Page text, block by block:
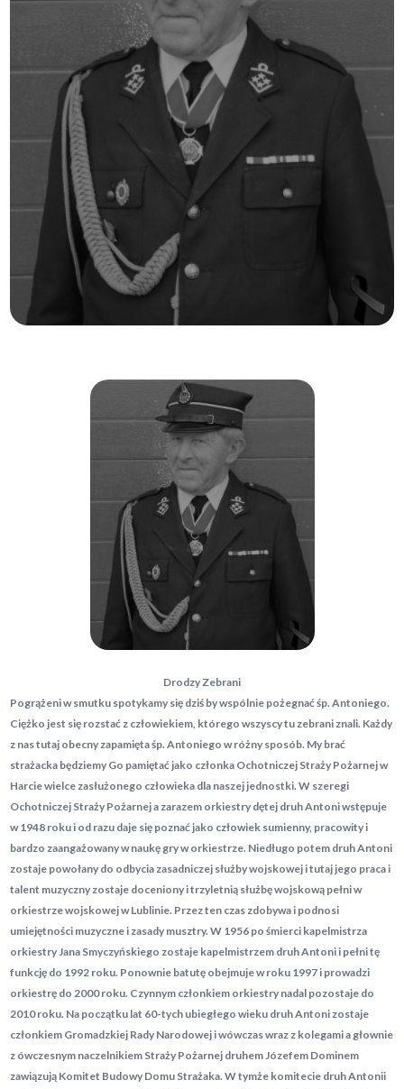
Drodzy Zebrani
Pogrążeni w smutku spotykamy się dziś by wspólnie pożegnać śp. Antoniego.
Ciężko jest się rozstać z człowiekiem, którego wszyscy tu zebrani znali. Każdy
z nas tutaj obecny zapamięta śp. Antoniego w różny sposób. My brać
strażacka będziemy Go pamiętać jako członka Ochotniczej Straży Pożarnej w
Harcie wielce zasłużonego człowieka dla naszej jednostki. W szeregi
Ochotniczej Straży Pożarnej a zarazem orkiestry dętej druh Antoni wstępuje
w 1948 roku i od razu daje się poznać jako człowiek sumienny, pracowity i
bardzo zaangażowany w naukę gry w orkiestrze. Niedługo potem druh Antoni
zostaje powołany do odbycia zasadniczej służby wojskowej i tutaj jego praca i
talent muzyczny zostaje doceniony i trzyletnią służbę wojskową pełni w
orkiestrze wojskowej w Lublinie. Przez ten czas zdobywa i podnosi
umiejętności muzyczne i zasady musztry. W 1956 po śmierci kapelmistrza
orkiestry Jana Smyczyńskiego zostaje kapelmistrzem druh Antoni i pełni tę
funkcję do 1992 roku. Ponownie batutę obejmuje w roku 1997 i prowadzi
orkiestrę do 2000 roku. Czynnym członkiem orkiestry nadal pozostaje do
2010 roku. Na początku lat 60-tych ubiegłego wieku druh Antoni zostaje
członkiem Gromadzkiej Rady Narodowej i wówczas wraz z kolegami a głownie
z ówczesnym naczelnikiem Straży Pożarnej druhem Józefem Dominem
zawiązują Komitet Budowy Domu Strażaka. W tymże komitecie druh Antonii